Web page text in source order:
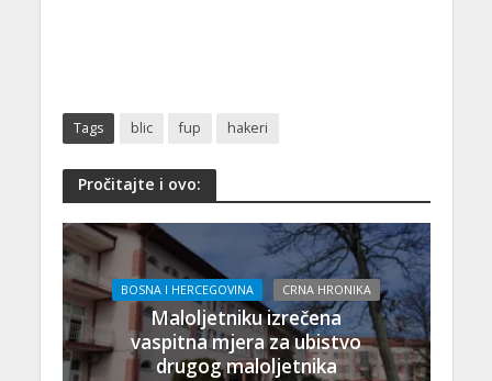
Tags blic fup hakeri
Pročitajte i ovo:
BOSNA I HERCEGOVINA CRNA HRONIKA
Maloljetniku izrečena
vaspitna mjera za ubistvo
drugog maloljetnika